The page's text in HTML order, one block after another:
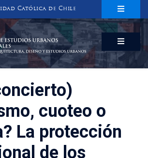
Católica de Chile
ESTUDIOS URBANOS
DISEÑO Y ESTUDIOS URBANOS
cuoteo o
La protección
de los